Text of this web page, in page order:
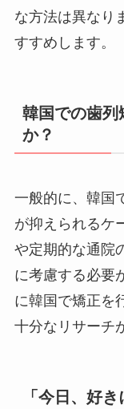
な方法は異なり
すすめします。
韓国での歯列
か？
一般的に、韓国
が抑えられるケ
や定期的な通院
に考慮する必要
に韓国で矯正を
十分なリサーチ
「今日、好